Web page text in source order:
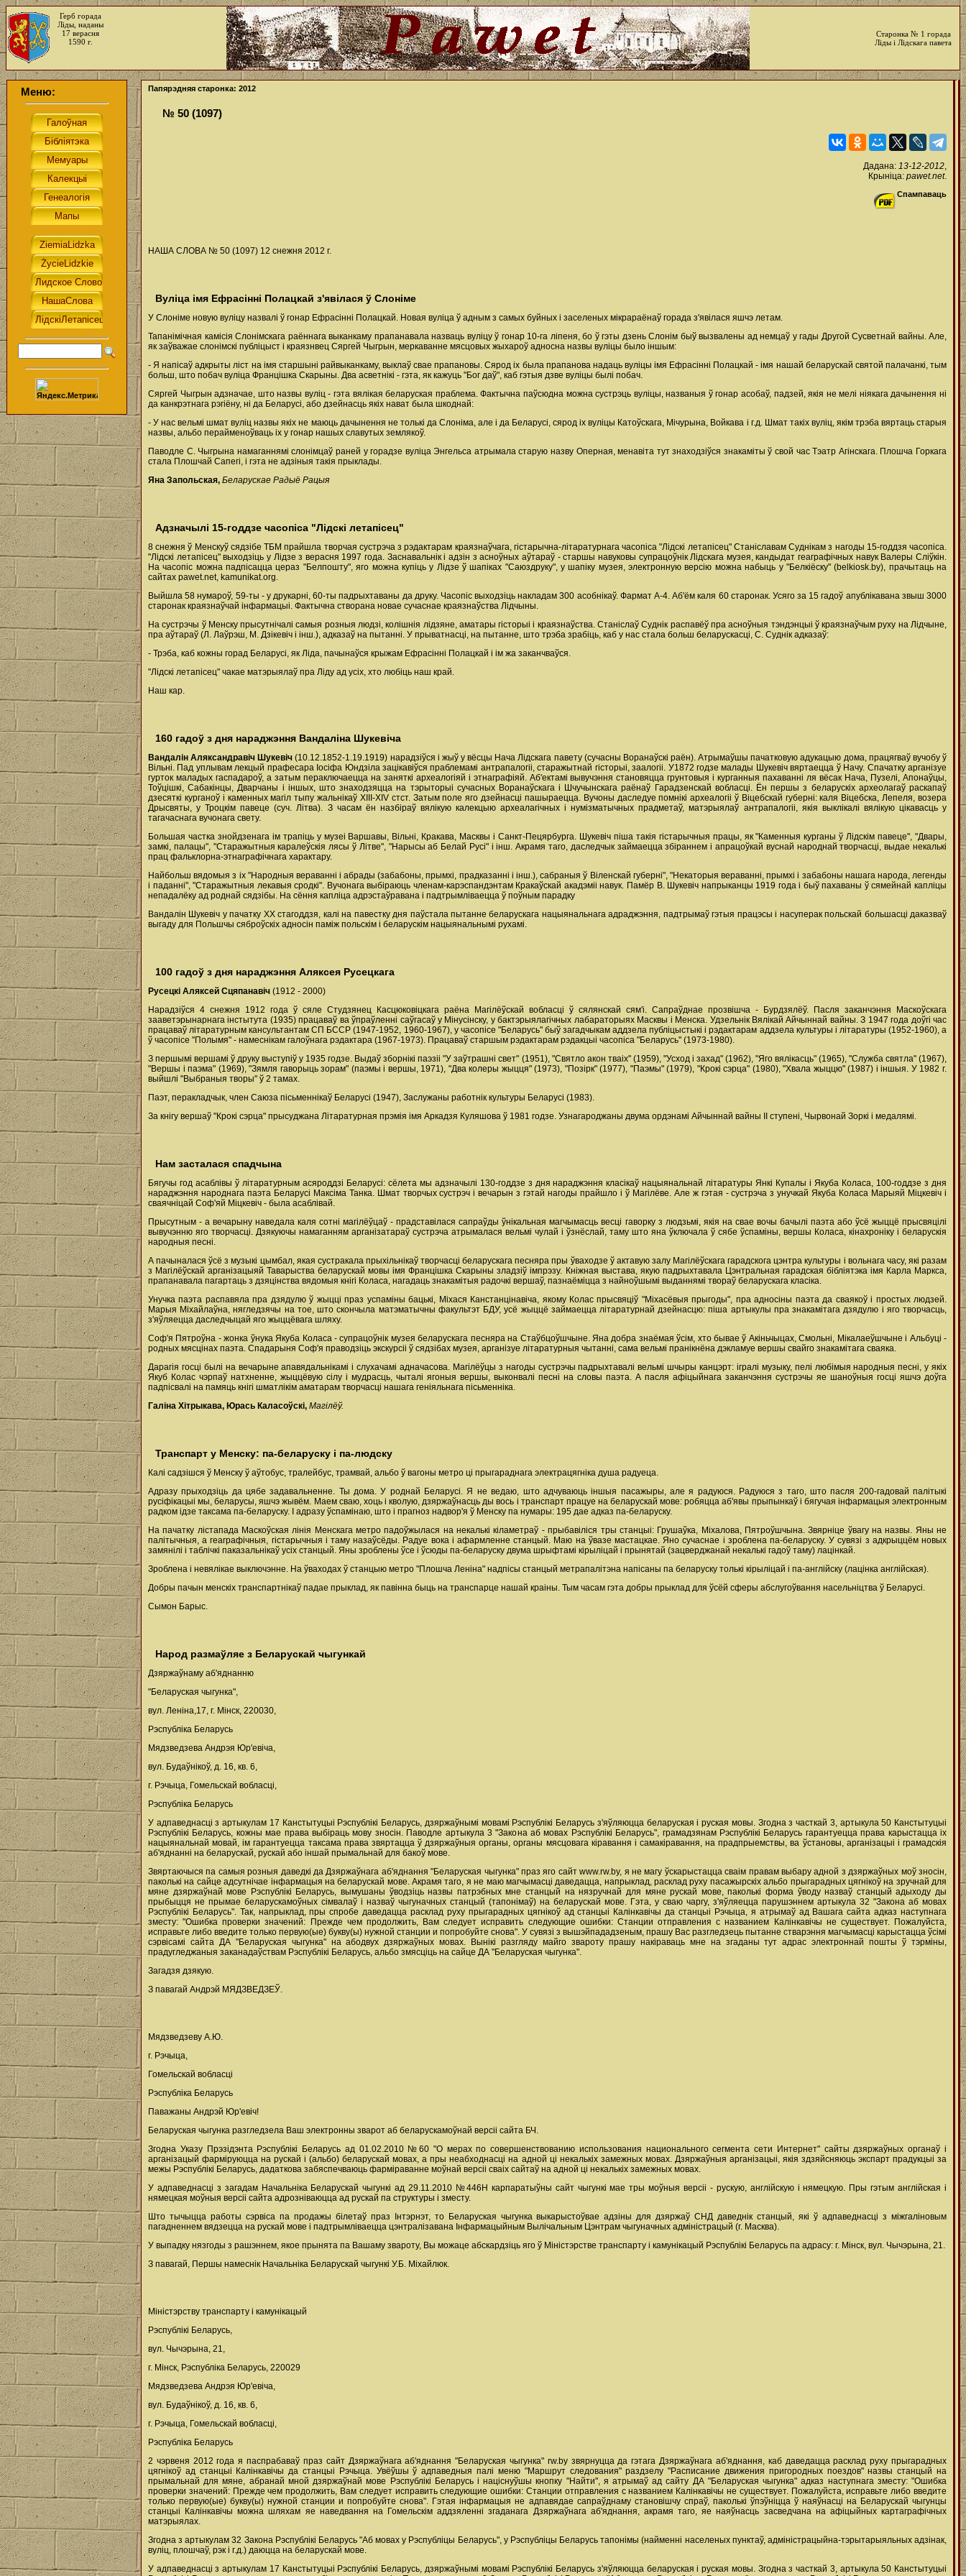
Герб горада
Ліды, наданы
17 верасня
1590 г.
Старонка № 1 горада
Ліды і Лідскага павета
Меню: Папярэдняя старонка: 2012
№ 50 (1097)
Дадана: 13-12-2012,
Крыніца: pawet.net.
Спампаваць
НАША СЛОВА № 50 (1097) 12 снежня 2012 г.
Вуліца імя Ефрасінні Полацкай з'явілася ў Слоніме
У Слоніме новую вуліцу назвалі ў гонар Ефрасінні Полацкай. Новая вуліца ў адным з самых буйных і заселеных мікрараёнаў горада з'явілася яшчэ летам.
Тапанімічная камісія Слонімскага раённага выканкаму прапанавала назваць вуліцу ў гонар 10-га ліпеня, бо ў гэты дзень Слонім быў вызвалены ад немцаў у гады Другой Сусветнай вайны. Але,
як заўважае слонімскі публіцыст і краязнвец Сяргей Чыгрын, меркаванне мясцовых жыхароў адносна назвы вуліцы было іншым:
- Я напісаў адкрыты ліст на імя старшыні райвыканкаму, выклаў свае прапановы. Сярод іх была прапанова надаць вуліцы імя Ефрасінні Полацкай - імя нашай беларускай святой палачанкі, тым
больш, што побач вуліца Францішка Скарыны. Два асветнікі - гэта, як кажуць "Бог даў", каб гэтыя дзве вуліцы былі побач.
Сяргей Чыгрын адзначае, што назвы вуліц - гэта вялікая беларуская праблема. Фактычна паўсюдна можна сустрэць вуліцы, названыя ў гонар асобаў, падзей, якія не мелі ніякага дачынення ні
да канкрэтнага рэгіёну, ні да Беларусі, або дзейнасць якіх нават была шкоднай:
- У нас вельмі шмат вуліц назвы якіх не маюць дачынення не толькі да Слоніма, але і да Беларусі, сярод іх вуліцы Катоўскага, Мічурына, Войкава і г.д. Шмат такіх вуліц, якім трэба вяртаць старыя
назвы, альбо перайменоўваць іх у гонар нашых славутых землякоў.
Паводле С. Чыгрына намаганнямі слонімцаў раней у горадзе вуліца Энгельса атрымала старую назву Оперная, менавіта тут знаходзіўся знакаміты ў свой час Тэатр Агінскага. Плошча Горкага
стала Плошчай Сапегі, і гэта не адзіныя такія прыклады.
Яна Запольская, Беларускае Радыё Рацыя
Адзначылі 15-годдзе часопіса "Лідскі летапісец"
8 снежня ў Менскуў сядзібе ТБМ прайшла творчая сустрэча з рэдактарам краязнаўчага, гістарычна-літаратурнага часопіса "Лідскі летапісец" Станіславам Суднікам з нагоды 15-годдзя часопіса.
"Лідскі летапісец" выходзіць у Лідзе з верасня 1997 года. Заснавальнік і адзін з асноўных аўтараў - старшы навуковы супрацоўнік Лідскага музея, кандыдат геаграфічных навук Валеры Сліўкін.
На часопіс можна падпісацца цераз "Белпошту", яго можна купіць у Лідзе ў шапіках "Саюздруку", у шапіку музея, электронную версію можна набыць у "Белкіёску" (belkiosk.by), прачытаць на
сайтах pawet.net, kamunikat.org.
Выйшла 58 нумароў, 59-ты - у друкарні, 60-ты падрыхтаваны да друку. Часопіс выходзіць накладам 300 асобнікаў. Фармат А-4. Аб'ём каля 60 старонак. Усяго за 15 гадоў апублікавана звыш 3000
старонак краязнаўчай інфармацыі. Фактычна створана новае сучаснае краязнаўства Лідчыны.
На сустрэчы ў Менску прысутнічалі самыя розныя людзі, колішнія лідзяне, аматары гісторыі і краязнаўства. Станіслаў Суднік распавёў пра асноўныя тэндэнцыі ў краязнаўчым руху на Лідчыне,
пра аўтараў (Л. Лаўрэш, М. Дзікевіч і інш.), адказаў на пытанні. У прыватнасці, на пытанне, што трэба зрабіць, каб у нас стала больш беларускасці, С. Суднік адказаў:
- Трэба, каб кожны горад Беларусі, як Ліда, пачынаўся крыжам Ефрасінні Полацкай і ім жа заканчваўся.
"Лідскі летапісец" чакае матэрыялаў пра Ліду ад усіх, хто любіць наш край.
Наш кар.
160 гадоў з дня нараджэння Вандаліна Шукевіча
Вандалін Аляксандравіч Шукевіч(10.12.1852-1.19.1919) нарадзіўся i жыў у вёсцы Нача Лідскага павету (сучасны Воранаўскі раён). Атрымаўшы пачатковую адукацыю дома, працягваў вучобу ў
Biльні. Пад уплывам лекцый прафесара Іосіфа Юндзіла зацікавіўся праблемамі антрапалогіі, старажытнай гісторыі, заалогіі. У1872 годзе малады Шукевіч вяртаецца ў Начу. Спачатку арганізуе
гурток маладых гаспадароў, а затым пераключаецца на заняткі археалогіяй i этнаграфіяй. Аб'ектамі вывучэння становяцца грунтовыя i курганныя пахаванні ля вёсак Нача, Пузелі, Апонаўцы,
Toўцішкі, Сабакінцы, Дварчаны i іншых, што знаходзяцца на тэрыторыі сучасных Воранаўскага i Шчучынскага раёнаў Гарадзенскай вобласці. Ён першы з беларускіх археолагаў раскапаў
дзесяткі курганоў i каменных магіл тыпу жальнікаў ХІІІ-XIV стст. Затым поле яго дзейнасці пашыраецца. Вучоны даследуе помнікі apxeaлoгii ў Віцебскай губерні: каля Віцебска, Лепеля, возера
Дрысвяты, у Троцкім павеце (суч. Літва). З часам ён назбіраў вялікую калекцыю археалагічных i нумізматычных прадметаў, матэрыялаў антрапалогіі, якія выклікалі вялікую цікавасць у
тагачаснага вучонага свету.
Большая частка знойдзенага iм трапіць у музеі Варшавы, Вільні, Кракава, Масквы i Санкт-Пецярбурга. Шукевіч піша такія гістарычныя працы, як "Каменныя курганы ў Лідскім павеце", "Двары,
замкі, палацы", "Старажытныя каралеўскія лясы ў Лiтве", "Нарысы аб Белай Pyci" i iнш. Акрамя таго, даследчык займаецца збіраннем i апрацоўкай вуснай народнай творчасці, выдае некалькі
прац фальклорна-этнаграфічнага характару.
Найбольш вядомыя з ix "Народныя вераванні i абрады (забабоны, прымхі, прадказанні i інш.), сабраныя ў Biленскай губерні", "Некаторыя вераванні, прымхі i забабоны нашага народа, легенды
i паданні", "Старажытныя лекавыя сродкі". Вучонага выбіраюць членам-карэспандэнтам Кракаўскай акадэміі навук. Памёр В. Шукевіч напрыканцы 1919 года i быў пахаваны ў сямейнай капліцы
непадалёку ад роднай сядзібы. На сёння капліца адрэстаўравана і падтрымліваецца ў поўным парадку
Вандалін Шукевіч у пачатку ХХ стагоддзя, калі на павестку дня паўстала пытанне беларускага нацыянальнага адраджэння, падтрымаў гэтыя працэсы і насуперак польскай большасці даказваў
выгаду для Польшчы сяброўскіх адносін паміж польскім і беларускім нацыянальнымі рухамі.
100 гадоў з дня нараджэння Аляксея Русецкага
Русецкі Аляксей Сцяпанавіч (1912 - 2000)
Нарадзіўся 4 снежня 1912 года ў сяле Студзянец Касцюковіцкага раёна Магілёўскай вобласці ў сялянскай сям'і. Сапраўднае прозвішча - Бурдзялёў. Пасля заканчэння Маскоўскага
зааветэрынарнага інстытута (1935) працаваў ва ўпраўленні саўгасаў у Мінусінску, у бактэрыялагічных лабараторыях Масквы і Менска. Удзельнік Вялікай Айчыннай вайны. З 1947 года доўгі час
працаваў літаратурным кансультантам СП БССР (1947-1952, 1960-1967), у часопісе "Беларусь" быў загадчыкам аддзела публіцыстыкі і рэдактарам аддзела культуры і літаратуры (1952-1960), а
ў часопісе "Полымя" - намеснікам галоўнага рэдактара (1967-1973). Працаваў старшым рэдактарам рэдакцыі часопіса "Беларусь" (1973-1980).
З першымі вершамі ў друку выступіў у 1935 годзе. Выдаў зборнікі паэзіі "У заўтрашні свет" (1951), "Святло акон тваіх" (1959), "Усход і захад" (1962), "Яго вялікасць" (1965), "Служба святла" (1967),
"Вершы і паэма" (1969), "Зямля гаворыць зорам" (паэмы і вершы, 1971), "Два колеры жыцця" (1973), "Позірк" (1977), "Паэмы" (1979), "Крокі сэрца" (1980), "Хвала жыццю" (1987) і іншыя. У 1982 г.
выйшлі "Выбраныя творы" ў 2 тамах.
Паэт, перакладчык, член Саюза пісьменнікаў Беларусі (1947), Заслужаны работнік культуры Беларусі (1983).
За кнігу вершаў "Крокі сэрца" прысуджана Літаратурная прэмія імя Аркадзя Куляшова ў 1981 годзе. Узнагароджаны двума ордэнамі Айчыннай вайны II ступені, Чырвонай Зоркі і медалямі.
Нам засталася спадчына
Бягучы год асаблівы ў літаратурным асяроддзі Беларусі: сёлета мы адзначылі 130-годдзе з дня нараджэння класікаў нацыянальнай літаратуры Янкі Купалы і Якуба Коласа, 100-годдзе з дня
нараджэння народнага паэта Беларусі Максіма Танка. Шмат творчых сустрэч і вечарын з гэтай нагоды прайшло і ў Магілёве. Але ж гэтая - сустрэча з унучкай Якуба Коласа Марыяй Міцкевіч і
сваячніцай Соф'яй Міцкевіч - была асаблівай.
Прысутным - а вечарыну наведала каля сотні магілёўцаў - прадставілася сапраўды ўнікальная магчымасць весці гаворку з людзьмі, якія на свае вочы бачылі паэта або ўсё жыццё прысвяцілі
вывучэнню яго творчасці. Дзякуючы намаганням арганізатараў сустрэча атрымалася вельмі чулай і ўзнёслай, таму што яна ўключала ў сябе ўспаміны, вершы Коласа, кінахроніку і беларускія
народныя песні.
А пачыналася ўсё з музыкі цымбал, якая сустракала прыхільнікаў творчасці беларускага песняра пры ўваходзе ў актавую залу Магілёўскага гарадскога цэнтра культуры і вольнага часу, які разам
з Магілёўскай арганізацыяй Таварыства беларускай мовы імя Францішка Скарыны зладзіў імпрэзу. Кніжная выстава, якую падрыхтавала Цэнтральная гарадская бібліятэка імя Карла Маркса,
прапанавала пагартаць з дзяцінства вядомыя кнігі Коласа, нагадаць знакамітыя радочкі вершаў, пазнаёміцца з найноўшымі выданнямі твораў беларускага класіка.
Унучка паэта распавяла пра дзядулю ў жыцці праз успаміны бацькі, Міхася Канстанцінавіча, якому Колас прысвяціў "Міхасёвыя прыгоды", пра адносіны паэта да сваякоў і простых людзей.
Марыя Міхайлаўна, нягледзячы на тое, што скончыла матэматычны факультэт БДУ, усё жыццё займаецца літаратурнай дзейнасцю: піша артыкулы пра знакамітага дзядулю і яго творчасць,
з'яўляецца даследчыцай яго жыццёвага шляху.
Соф'я Пятроўна - жонка ўнука Якуба Коласа - супрацоўнік музея беларускага песняра на Стаўбцоўшчыне. Яна добра знаёмая ўсім, хто бывае ў Акіньчыцах, Смольні, Мікалаеўшчыне і Альбуці -
родных мясцінах паэта. Спадарыня Соф'я праводзіць экскурсіі ў сядзібах музея, арганізуе літаратурныя чытанні, сама вельмі пранікнёна дэкламуе вершы свайго знакамітага сваяка.
Дарагія госці былі на вечарыне апавядальнікамі і слухачамі адначасова. Магілёўцы з нагоды сустрэчы падрыхтавалі вельмі шчыры канцэрт: ігралі музыку, пелі любімыя народныя песні, у якіх
Якуб Колас чэрпаў натхненне, жыццёвую сілу і мудрасць, чыталі ягоныя вершы, выконвалі песні на словы паэта. А пасля афіцыйнага заканчэння сустрэчы яе шаноўныя госці яшчэ доўга
падпісвалі на памяць кнігі шматлікім аматарам творчасці нашага геніяльнага пісьменніка.
Галіна Хітрыкава, Юрась Каласоўскі, Магілёў.
Транспарт у Менску: па-беларуску і па-людску
Калі садзішся ў Менску ў аўтобус, тралейбус, трамвай, альбо ў вагоны метро ці прыгараднага электрацягніка душа радуеца.
Адразу прыходзіць да цябе задавальненне. Ты дома. У роднай Беларусі. Я не ведаю, што адчуваюць іншыя пасажыры, але я радуюся. Радуюся з таго, што пасля 200-гадовай палітыкі
русіфікацыі мы, беларусы, яшчэ жывём. Маем сваю, хоць і кволую, дзяржаўнасць ды вось і транспарт працуе на беларускай мове: робяцца аб'явы прыпынкаў і бягучая інфармацыя электронным
радком ідзе таксама па-беларуску. І адразу ўспамінаю, што і прагноз надвор'я ў Менску па нумары: 195 дае адказ па-беларуску.
На пачатку лістапада Маскоўская лінія Менскага метро падоўжылася на некалькі кіламетраў - прыбавіліся тры станцыі: Грушаўка, Міхалова, Пятроўшчына. Звярніце ўвагу на назвы. Яны не
палітычныя, а геаграфічныя, гістарычныя і таму назаўсёды. Радуе вока і афармленне станцый. Маю на ўвазе мастацкае. Яно сучаснае і зроблена па-беларуску. У сувязі з адкрыццём новых
замянілі і таблічкі паказальнікаў усіх станцый. Яны зроблены ўсе і ўсюды па-беларуску двума шрыфтамі кірыліцай і прынятай (зацверджанай некалькі гадоў таму) лацінкай.
Зроблена і невялікае выключэнне. На ўваходах ў станцыю метро "Плошча Леніна" надпісы станцый метрапалітэна напісаны па беларуску толькі кірыліцай і па-англійску (лацінка англійская).
Добры пачын менскіх транспартнікаў падае прыклад, як павінна быць на транспарце нашай краіны. Тым часам гэта добры прыклад для ўсёй сферы абслугоўвання насельніцтва ў Беларусі.
Сымон Барыс.
Народ размаўляе з Беларускай чыгункай
Дзяржаўнаму аб'яднанню
"Беларуская чыгунка",
вул. Леніна,17, г. Мінск, 220030,
Рэспубліка Беларусь
Мядзведзева Андрэя Юр'евіча,
вул. Будаўнікоў, д. 16, кв. 6,
г. Рэчыца, Гомельскай вобласці,
Рэспубліка Беларусь
У адпаведнасці з артыкулам 17 Канстытуцыі Рэспублікі Беларусь, дзяржаўнымі мовамі Рэспублікі Беларусь з'яўляюцца беларуская і руская мовы. Згодна з часткай 3, артыкула 50 Канстытуцыі
Рэспублікі Беларусь, кожны мае права выбіраць мову зносін. Паводле артыкула 3 "Закона аб мовах Рэспублікі Беларусь", грамадзянам Рэспублiкi Беларусь гарантуецца права карыстацца iх
нацыянальнай мовай, ім гарантуецца таксама права звяртацца ў дзяржаўныя органы, органы мясцовага кiравання i самакiравання, на прадпрыемствы, ва ўстановы, арганiзацыi i грамадскiя
аб'яднаннi на беларускай, рускай або iншай прымальнай для бакоў мове.
Звяртаючыся па самыя розныя даведкі да Дзяржаўнага аб'яднання "Беларуская чыгунка" праз яго сайт www.rw.by, я не магу ўскарыстацца сваім правам выбару адной з дзяржаўных моў зносін,
паколькі на сайце адсутнічае інфармацыя на беларускай мове. Акрамя таго, я не маю магчымасці даведацца, напрыклад, расклад руху пасажырскіх альбо прыгарадных цягнікоў на зручнай для
мяне дзяржаўнай мове Рэспублікі Беларусь, вымушаны ўводзіць назвы патрэбных мне станцый на нязручнай для мяне рускай мове, паколькі форма ўводу назваў станцый адыходу ды
прыбыцця не прымае беларускамоўных сімвалаў і назваў чыгуначных станцый (тапонімаў) на беларускай мове. Гэта, у сваю чаргу, з'яўляецца парушэннем артыкула 32 "Закона аб мовах
Рэспублікі Беларусь". Так, напрыклад, пры спробе даведацца расклад руху прыгарадных цягнікоў ад станцыі Калінкавічы да станцыі Рэчыца, я атрымаў ад Вашага сайта адказ наступнага
зместу: "Ошибка проверки значений: Прежде чем продолжить, Вам следует исправить следующие ошибки: Станции отправления с названием Калінкавічы не существует. Пожалуйста,
исправьте либо введите только первую(ые) букву(ы) нужной станции и попробуйте снова". У сувязі з вышэйпададзеным, прашу Вас разгледзець пытанне стварэння магчымасці карыстацца ўсімі
сэрвісамі сайта ДА "Беларуская чыгунка" на абодвух дзяржаўных мовах. Вынікі разгляду майго звароту прашу накіраваць мне на згаданы тут адрас электроннай пошты ў тэрміны,
прадугледжаныя заканадаўствам Рэспублікі Беларусь, альбо змясціць на сайце ДА "Беларуская чыгунка".
Загадзя дзякую.
З павагай Андрэй МЯДЗВЕДЗЕЎ.
Мядзведзеву А.Ю.
г. Рэчыца,
Гомельскай вобласці
Рэспубліка Беларусь
Паважаны Андрэй Юр'евіч!
Беларуская чыгунка разгледзела Ваш электронны зварот аб беларускамоўнай версіі сайта БЧ.
Згодна Указу Прэзідэнта Рэспублікі Беларусь ад 01.02.2010 №60 "О мерах по совершенствованию использования национального сегмента сети Интернет" сайты дзяржаўных органаў і
арганізацый фарміруюцца на рускай і (альбо) беларускай мовах, а пры неабходнасці на адной ці некалькіх замежных мовах. Дзяржаўныя арганізацыі, якія здзяйсняюць экспарт прадукцыі за
межы Рэспублікі Беларусь, дадаткова забяспечваюць фарміраванне моўнай версіі сваіх сайтаў на адной ці некалькіх замежных мовах.
У адпаведнасці з загадам Начальніка Беларускай чыгункі ад 29.11.2010 №446Н карпаратыўны сайт чыгункі мае тры моўныя версіі - рускую, англійскую і нямецкую. Пры гэтым англійская і
нямецкая моўныя версіі сайта адрозніваюцца ад рускай па структуры і зместу.
Што тычыцца работы сэрвіса па продажы білетаў праз Інтэрнэт, то Беларуская чыгунка выкарыстоўвае адзіны для дзяржаў СНД даведнік станцый, які ў адпаведнасці з міжгаліновым
пагадненнем вядзецца на рускай мове і падтрымліваецца цэнтралізавана Інфармацыйным Вылічальным Цэнтрам чыгуначных адміністрацый (г. Масква).
У выпадку нязгоды з рашэннем, якое прынята па Вашаму звароту, Вы можаце абскардзіць яго ў Міністэрстве транспарту і камунікацый Рэспублікі Беларусь па адрасу: г. Мінск, вул. Чычэрына, 21.
З павагай, Першы намеснік Начальніка Беларускай чыгункі У.Б. Міхайлюк.
Міністэрству транспарту і камунікацый
Рэспублікі Беларусь,
вул. Чычэрына, 21,
г. Мінск, Рэспубліка Беларусь, 220029
Мядзведзева Андрэя Юр'евіча,
вул. Будаўнікоў, д. 16, кв. 6,
г. Рэчыца, Гомельскай вобласці,
Рэспубліка Беларусь
2 чэрвеня 2012 года я паспрабаваў праз сайт Дзяржаўнага аб'яднання "Беларуская чыгунка" rw.by звярнуцца да гэтага Дзяржаўнага аб'яднання, каб даведацца расклад руху прыгарадных
цягнікоў ад станцыі Калінкавічы да станцыі Рэчыца. Увёўшы ў адпаведныя палі меню "Маршрут следования" раздзелу "Расписание движения пригородных поездов" назвы станцый на
прымальнай для мяне, абранай мной дзяржаўнай мове Рэспублікі Беларусь і націснуўшы кнопку "Найти", я атрымаў ад сайту ДА "Беларуская чыгунка" адказ наступнага зместу: "Ошибка
проверки значений: Прежде чем продолжить, Вам следует исправить следующие ошибки: Станции отправления с названием Калінкавічы не существует. Пожалуйста, исправьте либо введите
только первую(ые) букву(ы) нужной станции и попробуйте снова". Гэтая інфармацыя не адпавядае сапраўднаму становішчу спраў, паколькі ўпэўніцца ў наяўнасці на Беларускай чыгунцы
станцыі Калінкавічы можна шляхам яе наведвання на Гомельскім аддзяленні згаданага Дзяржаўнага аб'яднання, акрамя таго, яе наяўнасць засведчана на афіцыйных картаграфічных
матэрыялах.
Згодна з артыкулам 32 Закона Рэспублікі Беларусь "Аб мовах у Рэспубліцы Беларусь", у Рэспубліцы Беларусь тапонімы (найменні населеных пунктаў, адміністрацыйна-тэрытарыяльных адзінак,
вуліц, плошчаў, рэк і г.д.) даюцца на беларускай мове.
У адпаведнасці з артыкулам 17 Канстытуцыі Рэспублікі Беларусь, дзяржаўнымі мовамі Рэспублікі Беларусь з'яўляюцца беларуская і руская мовы. Згодна з часткай 3, артыкула 50 Канстытуцыі